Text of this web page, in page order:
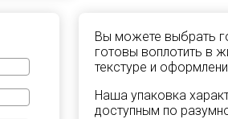
Вы можете выбрать
готовы воплотить в
текстуре и
Наша упаковка
доступным по